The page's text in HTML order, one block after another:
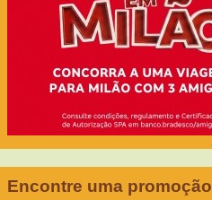
Encontre uma promoção